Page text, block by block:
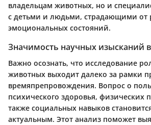
владельцам животных, но и
с детьми и людьми, страдающими от
эмоциональных состояний.
Значимость научных изысканий
Важно осознать, что исследование
животных выходит далеко за рамки
времяпрепровождения. Вопрос о
психического здоровья, физических
также социальных навыков
актуальным. Этот анализ поможет